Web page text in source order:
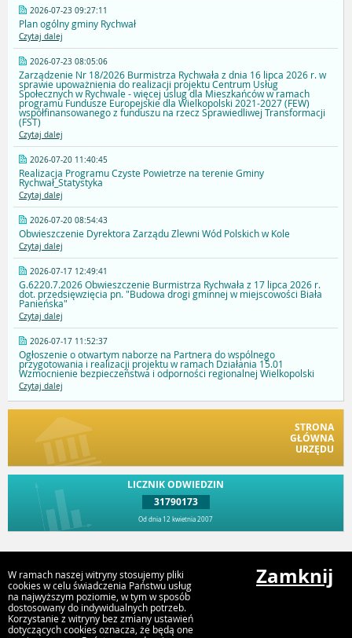
2026-07-23 09:27:11
Plan ogólny gminy Rychwał
Czytaj dalej
2026-07-23 08:05:06
Zarządzenie Nr 18/2026 Burmistrza Rychwała z dnia 16 lipca 2026 r. w
sprawie upoważnienia do realizacji projektu Centrum Usług
Społecznych w Rychwale - więcej uslug dla Mieszkańców w ramach
programu Fundusze Europejskie dla Wielkopolski 2021-2027 (FEW)
współfinansowanego z funduszu na rzecz Sprawiedliwej Transformacji
(FST)
Czytaj dalej
2026-07-20 11:40:45
Realizacja Programu Czyste Powietrze na terenie Gminy
Rychwał_Statystyka
Czytaj dalej
2026-07-20 08:54:43
Obwieszczenie Dyrektora Zarządu Zlewni Wód Polskich w Kole
Czytaj dalej
2026-07-17 12:49:41
G.6220.7.2026 Obwieszczenie Burmistrza Rychwała z 17 lipca 2026 r.
dot. przedsięwzięcia pn. "Budowa drogi gminnej w miejscowości Biała
Panieńska"
Czytaj dalej
2026-07-17 11:52:37
Ogłoszenie o otwartym naborze na Partnera do wspólnego
przygotowania i realizacji projektu w ramach Działania 15.01
Wzmocnienie bezpieczeństwa i odporności regionalnej Wielkopolski
Czytaj dalej
STRONA
GŁÓWNA
URZĘDU
LICZNIK ODWIEDZIN
31790173
Od dnia 12 kwietnia 2007
Urząd Gminy i Miasta Rychwał
Plac Wolności 16, 62-570 Rychwał
W ramach naszej witryny stosujemy pliki
cookies w celu świadczenia Państwu usług
na najwyższym poziomie, w tym w sposób
dostosowany do indywidualnych potrzeb.
Korzystanie z witryny bez zmiany ustawień
dotyczących cookies oznacza, że będą one
Zamknij